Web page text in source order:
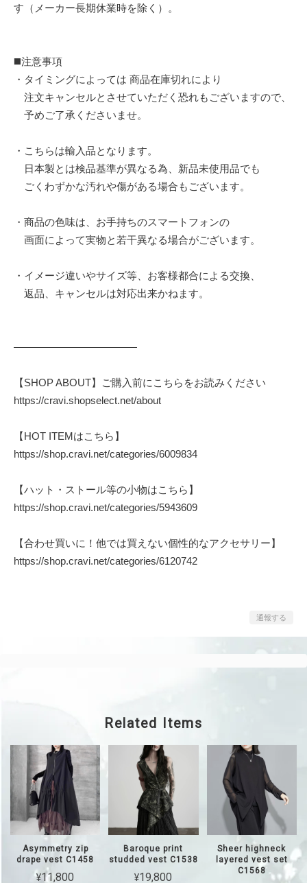
す（メーカー長期休業時を除く）。
◼️注意事項
・タイミングによっては 商品在庫切れにより
注文キャンセルとさせていただく恐れもございますので、
予めご了承くださいませ。
・こちらは輸入品となります。
日本製とは検品基準が異なる為、新品未使用品でも
ごくわずかな汚れや傷がある場合もございます。
・商品の色味は、お手持ちのスマートフォンの
画面によって実物と若干異なる場合がございます。
・イメージ違いやサイズ等、お客様都合による交換、
返品、キャンセルは対応出来かねます。
————————————
【SHOP ABOUT】ご購入前にこちらをお読みください
https://cravi.shopselect.net/about
【HOT ITEMはこちら】
https://shop.cravi.net/categories/6009834
【ハット・ストール等の小物はこちら】
https://shop.cravi.net/categories/5943609
【合わせ買いに！他では買えない個性的なアクセサリー】
https://shop.cravi.net/categories/6120742
通報する
Related Items
Asymmetry zip
drape vest C1458
¥11,800
Baroque print
studded vest C1538
¥19,800
Sheer highneck
layered vest set
C1568